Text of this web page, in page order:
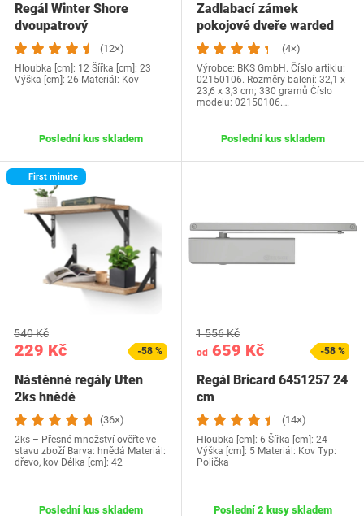
Regál Winter Shore
dvoupatrový
(12×)
Hloubka [cm]: 12 Šířka [cm]: 23
Výška [cm]: 26 Materiál: Kov
Poslední kus skladem
Zadlabací zámek
pokojové dveře warded
bubínek Din pravý…
(4×)
Výrobce: BKS GmbH. Číslo artiklu:
02150106. Rozměry balení: 32,1 x
23,6 x 3,3 cm; 330 gramů Číslo
modelu: 02150106.…
Poslední kus skladem
First minute
229 Kč
540 Kč
-58 %
Nástěnné regály Uten
2ks hnědé
(36×)
2ks – Přesné množství ověřte ve
stavu zboží Barva: hnědá Materiál:
dřevo, kov Délka [cm]: 42
Poslední kus skladem
od 659 Kč
1 556 Kč
-58 %
Regál Bricard 6451257 24
cm
(14×)
Hloubka [cm]: 6 Šířka [cm]: 24
Výška [cm]: 5 Materiál: Kov Typ:
Polička
Poslední 2 kusy skladem